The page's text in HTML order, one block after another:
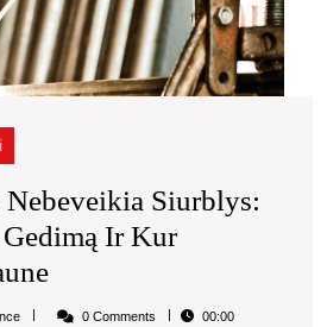
Siurblys:
Ir Kur
Kavos
Aparato
Arunce 0 Comments 00:00